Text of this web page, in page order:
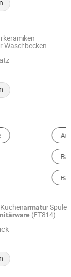
Waschbecken
armaturSpüle
(FT814)